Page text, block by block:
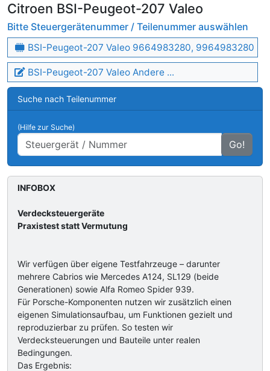
Citroen BSI-Peugeot-207 Valeo
Bitte Steuergerätenummer / Teilenummer auswählen
BSI-Peugeot-207 Valeo 9664983280, 9964983280
BSI-Peugeot-207 Valeo Andere ...
Suche nach Teilenummer
(Hilfe zur Suche)
Go!
INFOBOX
Verdecksteuergeräte
Praxistest statt Vermutung
Wir verfügen über eigene Testfahrzeuge – darunter
mehrere Cabrios wie Mercedes A124, SL129 (beide
Generationen) sowie Alfa Romeo Spider 939.
Für Porsche-Komponenten nutzen wir zusätzlich einen
eigenen Simulationsaufbau, um Funktionen gezielt und
reproduzierbar zu prüfen. So testen wir
Verdecksteuerungen und Bauteile unter realen
Bedingungen.
Das Ergebnis: